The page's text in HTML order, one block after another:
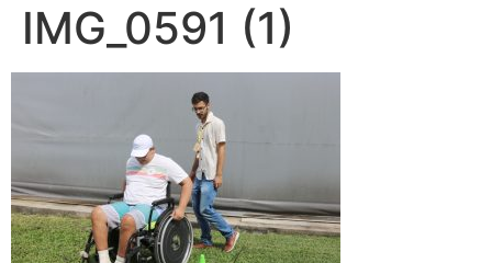
IMG_0591 (1)